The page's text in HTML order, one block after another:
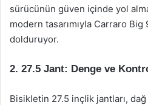
sürücünün güven içinde yol
modern tasarımıyla Carraro
dolduruyor.
2. 27.5 Jant: Denge ve
Bisikletin 27.5 inçlik jantları,